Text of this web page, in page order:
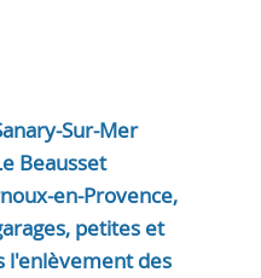
Sur-Mer
Beausset
en-Provence,
petites et
l'enlèvement des